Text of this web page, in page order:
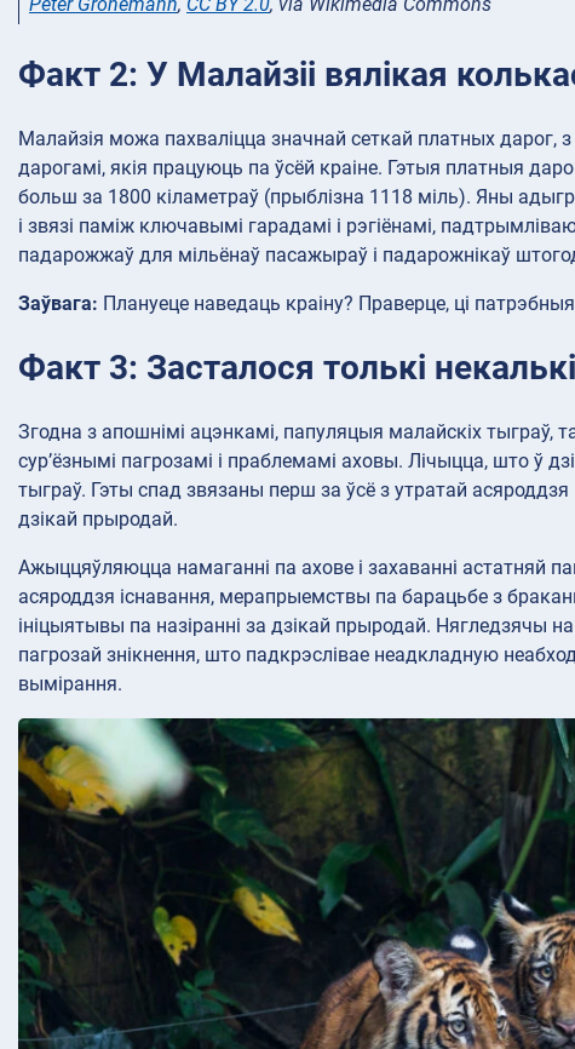
Peter Gronemann, CC BY 2.0, via Wikimedia Commons
Факт 2: У Малайзіі вялікая
Малайзія можа пахваліцца значнай сеткай платных дарог, з
дарогамі, якія працуюць па ўсёй краіне. Гэтыя платныя
больш за 1800 кіламетраў (прыблізна 1118 міль). Яны
і звязі паміж ключавымі гарадамі і рэгіёнамі,
падарожжаў для мільёнаў пасажыраў і падарожнікаў
Заўвага: Плануеце наведаць краіну? Праверце, ці
Факт 3: Засталося толькі
Згодна з апошнімі ацэнкамі, папуляцыя малайскіх
сур’ёзнымі пагрозамі і праблемамі аховы. Лічыцца, што ў
тыграў. Гэты спад звязаны перш за ўсё з утратай
дзікай прыродай.
Ажыццяўляюцца намаганні па ахове і захаванні астатняй
асяроддзя існавання, мерапрыемствы па барацьбе з
ініцыятывы па назіранні за дзікай прыродай. Нягледзячы
пагрозай знікнення, што падкрэслівае неадкладную
вымірання.